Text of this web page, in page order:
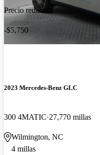
Precio reducido
-$5,750
2023 Mercedes-Benz GLC
300 4MATIC 27,770 millas
Wilmington, NC
4 millas